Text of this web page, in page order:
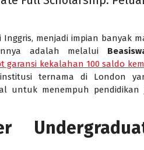
menjadi impian banyak
adalah melalui
garansi kekalahan 100 saldo
ternama di London
untuk menempuh pendidikan